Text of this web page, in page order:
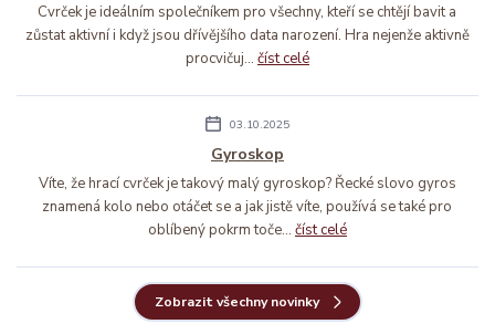
Cvrček je ideálním společníkem pro všechny, kteří se chtějí bavit a
zůstat aktivní i když jsou dřívějšího data narození. Hra nejenže aktivně
procvičuj... číst celé
03.10.2025
Gyroskop
Víte, že hrací cvrček je takový malý gyroskop? Řecké slovo gyros
znamená kolo nebo otáčet se a jak jistě víte, používá se také pro
oblíbený pokrm toče... číst celé
Zobrazit všechny novinky